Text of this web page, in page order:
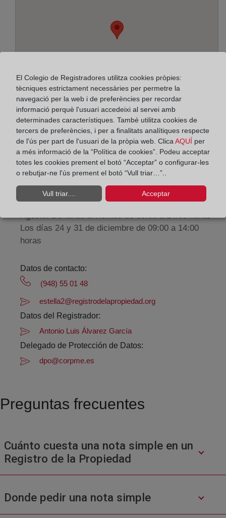
Adreça:
San Andrés, 4, 31200
De lunes a viernes de 09:00 a 17:00 horas
Los días 24 y 31 de diciembre de 09:00 a 14:00
horas
Datos de contacto:
(948) 55 01 48
estella2@registrodelapropiedad.org
Datos del Registrador:
Antonio Luis Álvarez García
Delegado de Protección de Datos:
dpo@corpme.es
Preguntas frecuentes
Cuánto cuesta una nota simple en un
Registro de la Propiedad
Donde pedir una nota simple
El Colegio de Registradores utilitza cookies pròpies:
tècniques estrictament necessàries per permetre la
navegació per la web i de preferències per recordar
informació perquè l'usuari accedeixi al servei amb
determinades característiques. També utilitza cookies de
tercers de preferències, i per a finalitats analítiques respecte
de l'ús per part de l'usuari de la pròpia web. ClicaAQUÍ per
a més informació de la “Política de cookies”. Podeu acceptar
totes les cookies prement el botó “Acceptar” o configurar-les
o rebutjar-ne l'ús prement el botó “Vull triar…”..
Vull triar.... Acceptar